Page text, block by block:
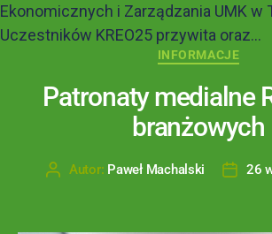
Ekonomicznych i Zarządzania UMK w
Uczestników KREO25 przywita oraz...
INFORMACJE
Patronaty medialne
branżowych
Autor: Paweł Machalski 26